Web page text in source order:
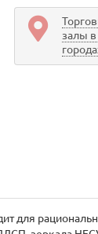
залы в
для